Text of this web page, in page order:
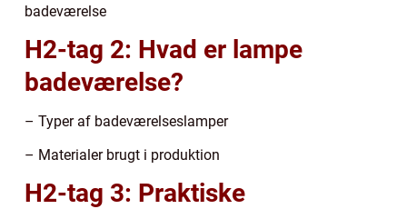
badeværelse
H2-tag 2: Hvad er lampe
badeværelse?
– Typer af badeværelseslamper
– Materialer brugt i produktion
H2-tag 3: Praktiske